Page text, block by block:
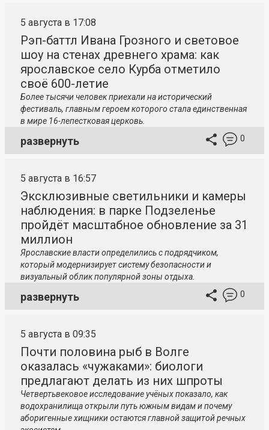
5 августа в 17:08
Рэп-баттл Ивана Грозного и световое
шоу на стенах древнего храма: как
ярославское село Курба отметило
своё 600-летие
Более тысячи человек приехали на исторический
фестиваль, главным героем которого стала единственная
в мире 16-лепестковая церковь.
развернуть 0
5 августа в 16:57
Эксклюзивные светильники и камеры
наблюдения: в парке Подзеленье
пройдёт масштабное обновление за 31
миллион
Ярославские власти определились с подрядчиком,
который модернизирует систему безопасности и
визуальный облик популярной зоны отдыха.
развернуть 0
5 августа в 09:35
Почти половина рыб в Волге
оказалась «чужаками»: биологи
предлагают делать из них шпроты
Четвертьвековое исследование учёных показало, как
водохранилища открыли путь южным видам и почему
аборигенные хищники остаются главной защитой речных